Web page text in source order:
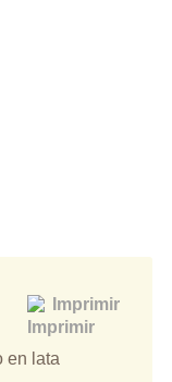
Imprimir
en lata